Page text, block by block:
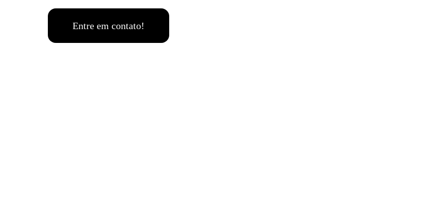
Entre em contato!